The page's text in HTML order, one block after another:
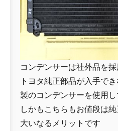
コンデンサーは社外品を採
トヨタ純正部品が入手で
製のコンデンサーを使用
しかもこちらもお値段は
大いなるメリットです